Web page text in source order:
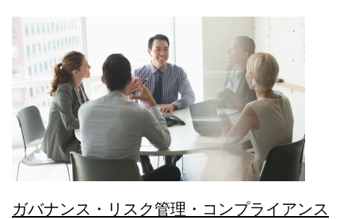
ガバナンス・リスク管理・コンプライアンス